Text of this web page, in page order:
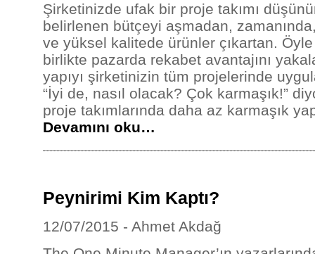
Şirketinizde ufak bir proje takımı
belirlenen bütçeyi aşmadan,
ve yüksel kalitede ürünler çıkartan.
birlikte pazarda rekabet avantajını
yapıyı şirketinizin tüm projelerinde
“İyi de, nasıl olacak? Çok karmaşık!”
proje takımlarında daha az karmaşık
Devamını oku…
Peynirimi Kim Kaptı?
12/07/2015 - Ahmet Akdağ